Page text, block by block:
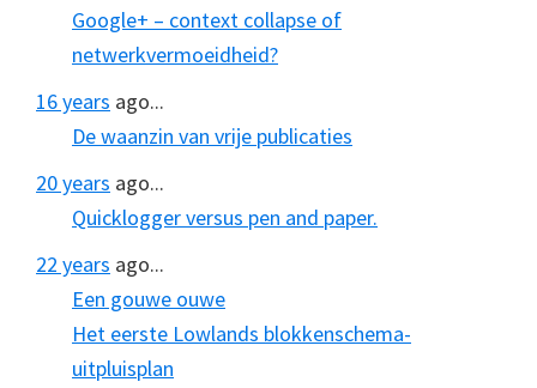
Google+ – context collapse of
netwerkvermoeidheid?
16 years ago...
De waanzin van vrije publicaties
20 years ago...
Quicklogger versus pen and paper.
22 years ago...
Een gouwe ouwe
Het eerste Lowlands blokkenschema-
uitpluisplan